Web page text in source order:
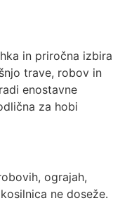
in priročna izbira
trave, robov in
enostavne
za hobi
ograjah,
ne doseže.